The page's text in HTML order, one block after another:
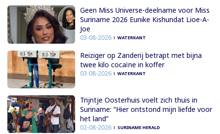
Geen Miss Universe-deelname voor Miss
Suriname 2026 Eunike Kishundat Lioe-A-
Joe
03-08-2026 WATERKANT
Reiziger op Zanderij betrapt met bijna
twee kilo cocaïne in koffer
03-08-2026 WATERKANT
Trijntje Oosterhuis voelt zich thuis in
Suriname: “Hier ontstond mijn liefde voor
het land”
02-08-2026 SURINAME HERALD